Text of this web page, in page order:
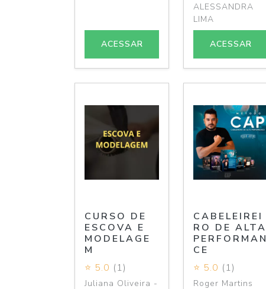
ACESSAR
ALESSANDRA
LIMA
ACESSAR
CURSO DE
ESCOVA E
MODELAGE
M
⭐ 5.0 (1)
Juliana Oliveira -
CABELEIREI
RO DE ALTA
PERFORMAN
CE
⭐ 5.0 (1)
Roger Martins